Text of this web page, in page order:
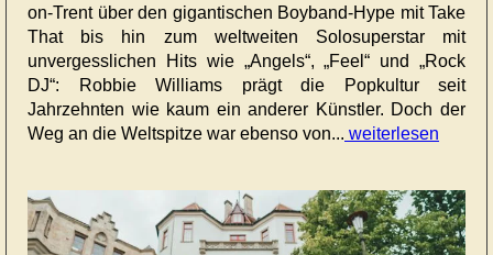
on-Trent über den gigantischen Boyband-Hype mit Take
That bis hin zum weltweiten Solosuperstar mit
unvergesslichen Hits wie „Angels“, „Feel“ und „Rock
DJ“: Robbie Williams prägt die Popkultur seit
Jahrzehnten wie kaum ein anderer Künstler. Doch der
Weg an die Weltspitze war ebenso von... weiterlesen